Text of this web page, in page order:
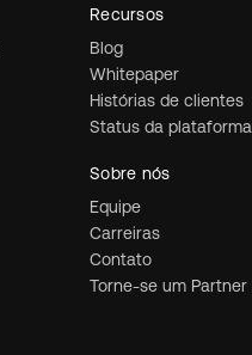
Recursos
Blog
Whitepaper
Histórias de clientes
Status da plataforma
Sobre nós
Equipe
Carreiras
Contato
Torne-se um Partner